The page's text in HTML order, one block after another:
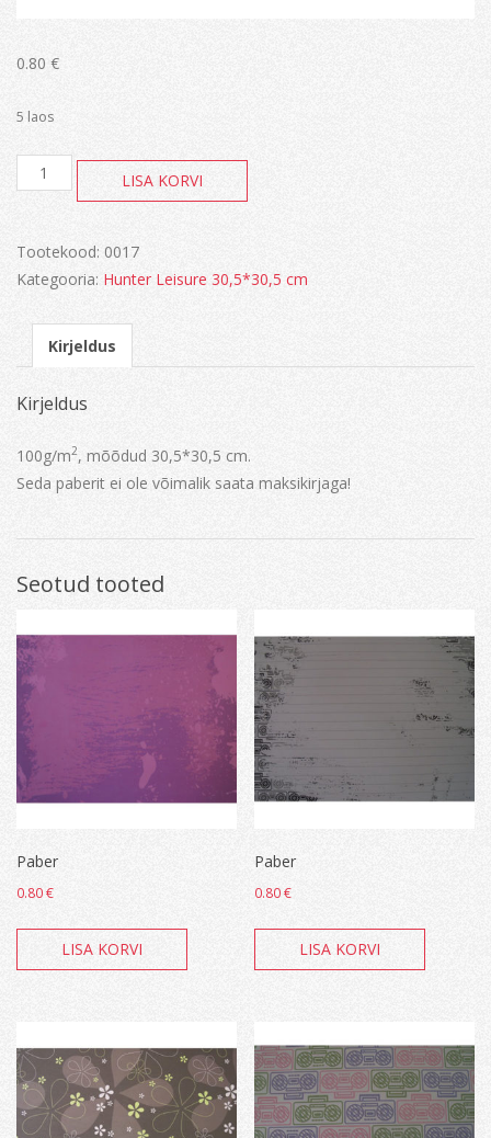
0.80 €
5 laos
Paber
kogus
LISA KORVI
Tootekood: 0017
Kategooria: Hunter Leisure 30,5*30,5 cm
Kirjeldus
Kirjeldus
100g/m2, mõõdud 30,5*30,5 cm.
Seda paberit ei ole võimalik saata maksikirjaga!
Seotud tooted
Paber
0.80€
LISA KORVI
Paber
0.80€
LISA KORVI